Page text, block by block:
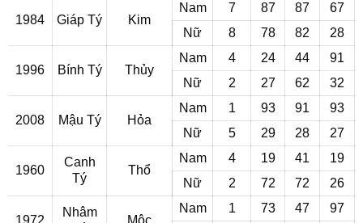
1984 Giáp Tý Kim
Nam 7 87 87
67
Nữ
8 78 82 28
1996 Bính Tý Thủy
Nam 4 24 44
91
Nữ
2 27 62 32
2008 Mậu Tý Hỏa
Nam 1 93 91
93
Nữ
5 29 28 27
1960
Canh
Tý
Thổ
Nam 4 19 41
19
Nữ
2 72 72 26
1972
Nhâm
Mộc
Nam 1 73 47
97